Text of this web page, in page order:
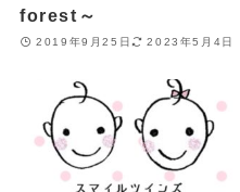
forest～
2019年9月25日 2023年5月4日